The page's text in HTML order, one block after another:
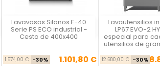
Lavavasos Silanos E-40
Serie PS ECO industrial -
Cesta de 400x400
Precio base
1.574,00 € -30% Precio
1.101,80 €

Vista rápida Lavautensilios
LP67 EVO-2
especial para
utensilios de
12.680,00 € -30%
Vista